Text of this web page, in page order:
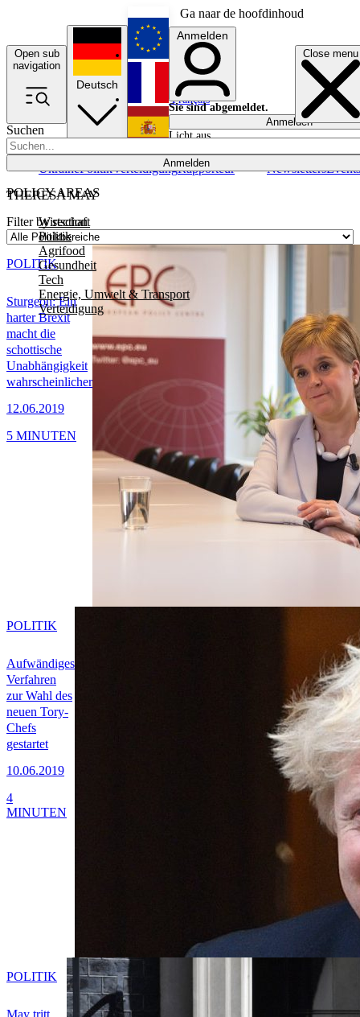
Ga naar de hoofdinhoud
Open sub
navigation
Close menu
Suchen
Anmelden
POLICY AREAS
Wirtschaft
Politik
Agrifood
Gesundheit
Tech
Energie, Umwelt & Transport
Verteidigung
UkrainePolitikVerteidigungRapporteur NewslettersEvents
Deutsch
English
Français
Anmelden
Sie sind abgemeldet.
Anmelden
Licht aus
THERESA MAY
Filter by section
Sturgeon: Ein
harter Brexit
macht die
schottische
Unabhängigkeit
wahrscheinlicher
12.06.2019
POLITIK
5 MINUTEN
Aufwändiges
Verfahren
zur Wahl des
neuen Tory-
Chefs
gestartet
10.06.2019
POLITIK
4
MINUTEN
POLITIK